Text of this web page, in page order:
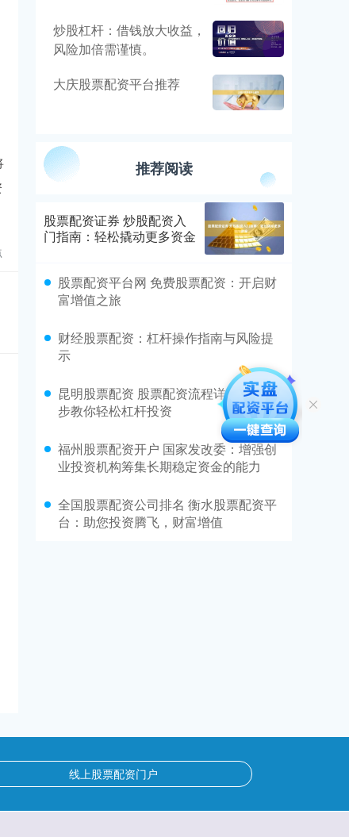
炒股杠杆：借钱放大收益，
风险加倍需谨慎。
大庆股票配资平台推荐
推荐阅读
股票配资证券 炒股配资入
门指南：轻松撬动更多资金
股票配资平台网 免费股票配资：开启财
富增值之旅
财经股票配资：杠杆操作指南与风险提
示
昆明股票配资 股票配资流程详解：一步
步教你轻松杠杆投资
福州股票配资开户 国家发改委：增强创
业投资机构筹集长期稳定资金的能力
全国股票配资公司排名 衡水股票配资平
台：助您投资腾飞，财富增值
线上股票配资门户